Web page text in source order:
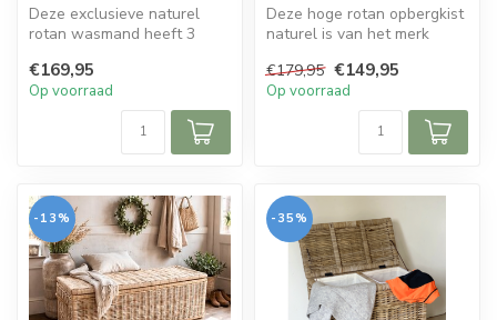
Deze exclusieve naturel
rotan wasmand heeft 3
binnenzakken ...
€169,95
Op voorraad
Deze hoge rotan opbergkist
naturel is van het merk
mand i...
€179,95 €149,95
Op voorraad
-13% -35%